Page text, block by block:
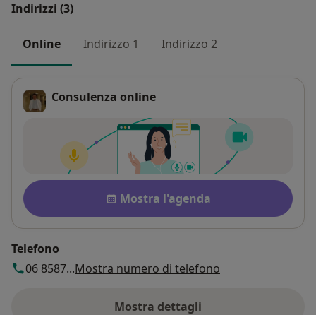
Indirizzi (3)
Online Indirizzo 1 Indirizzo 2
Consulenza online
Disponibilità
Mostra l'agenda
Telefono
06 8587...Mostra numero di telefono
Mostra dettagli